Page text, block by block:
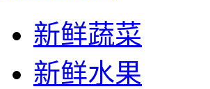
新鲜蔬菜
新鲜水果